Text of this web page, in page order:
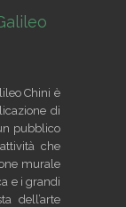
Chini è
di
pubblico
che
murale
e i grandi
dell’arte